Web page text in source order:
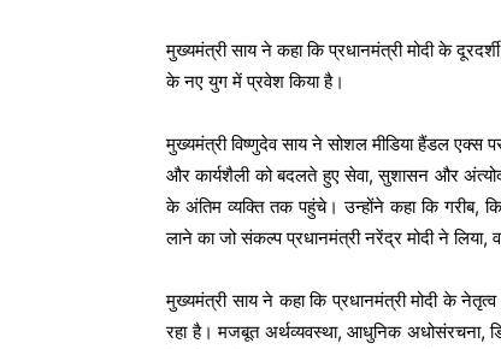
मुख्यमंत्री साय ने कहा कि प्रधानमंत्री मोदी के
के नए युग में प्रवेश किया है।
मुख्यमंत्री विष्णुदेव साय ने सोशल मीडिया हैंडल एक्स
और कार्यशैली को बदलते हुए सेवा, सुशासन और
के अंतिम व्यक्ति तक पहुंचे। उन्होंने कहा कि गरीब,
लाने का जो संकल्प प्रधानमंत्री नरेंद्र मोदी ने
मुख्यमंत्री साय ने कहा कि प्रधानमंत्री मोदी के
रहा है। मजबूत अर्थव्यवस्था, आधुनिक अधोसंरचना,